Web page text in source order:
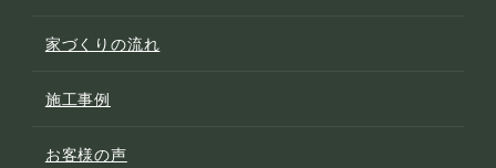
家づくりの流れ
施工事例
お客様の声